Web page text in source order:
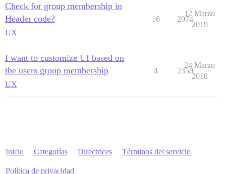
Check for group membership in
Header code?
UX
16 2074
12 Marzo
2019
I want to customize UI based on
the users group membership
UX
4 2350
24 Marzo
2018
Inicio Categorías Directrices Términos del servicio
Política de privacidad